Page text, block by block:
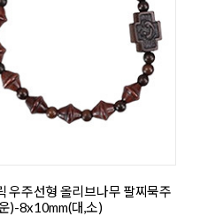
우주선형 올리브나무 팔찌묵주
)-8x10mm(대,소)